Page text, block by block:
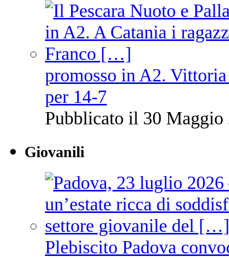
promosso in A2.
per 14-7
Pubblicato il 30 Maggio
Giovanili
Plebiscito Padova